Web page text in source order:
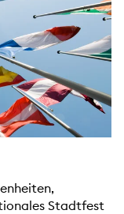
Stadtfest